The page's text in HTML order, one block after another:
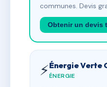
communes. Devis
Obtenir un devis
⚡Énergie Verte
ÉNERGIE